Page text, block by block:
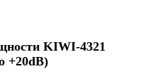
KIWI-4321
+20dB)